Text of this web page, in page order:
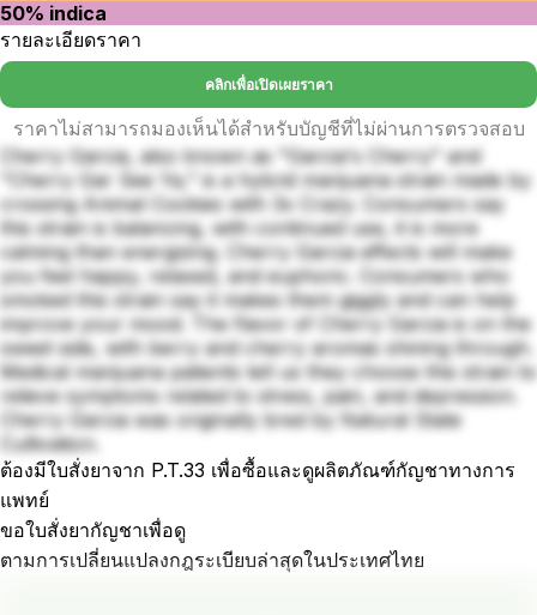
50% indica
รายละเอียดราคา
คลิกเพื่อเปิดเผยราคา
ราคาไม่สามารถมองเห็นได้สำหรับบัญชีที่ไม่ผ่านการตรวจสอบ
Cherry Garcia, also known as "Garcia's Cherry" and
"Cherry Gar See Ya," is a hybrid marijuana strain made by
crossing Animal Cookies with 3x Crazy. Consumers say
this strain is balancing, with continued use, it is more
calming than energizing. Cherry Garcia effects will make
you feel happy, relaxed, and euphoric. Consumers who
smoked this strain say it makes them giggly and can help
improve your mood. The flavor of Cherry Garcia is on the
sweet side, with berry and cherry aromas shining through.
Medical marijuana patients tell us they choose this strain to
relieve symptoms related to stress, pain, and depression.
Cherry Garcia was originally bred by Natural State
Cultivation.
ต้องมีใบสั่งยาจาก P.T.33 เพื่อซื้อและดูผลิตภัณฑ์กัญชาทางการ
แพทย์
ขอใบสั่งยากัญชาเพื่อดู
ตามการเปลี่ยนแปลงกฎระเบียบล่าสุดในประเทศไทย